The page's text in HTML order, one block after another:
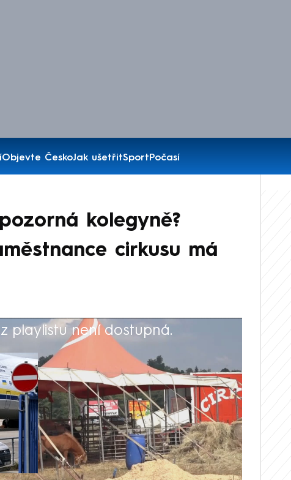
Objevte ČeskoJak ušetřitSportPočasí
kolegyně?
cirkusu má
playlistu není dostupná.